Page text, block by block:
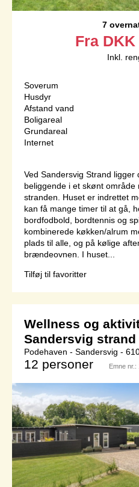
7
Fra DKK
Inkl.
Soverum
Husdyr
Afstand vand
Boligareal
Grundareal
Internet
Ved Sandersvig Strand
beliggende i et skønt område
stranden. Huset er indrettet
kan få mange timer til at gå,
bordfodbold, bordtennis og
kombinerede køkken/alrum
plads til alle, og på kølige
brændeovnen. I huset...
Tilføj til favoritter
Wellness og
Sandersvig strand
Podehaven - Sandersvig -
12 personer Emne nr.: